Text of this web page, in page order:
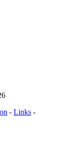
- Links -